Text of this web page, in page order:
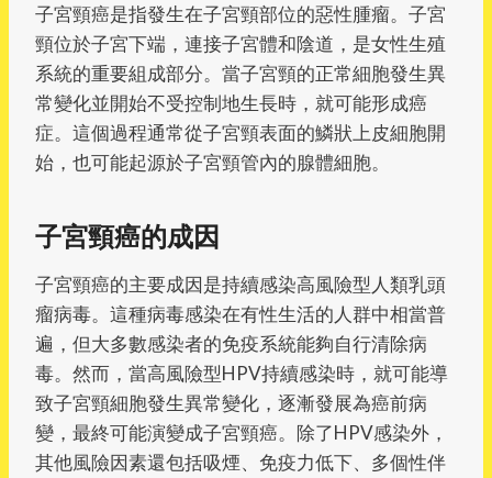
子宮頸癌是指發生在子宮頸部位的惡性腫瘤。子宮
頸位於子宮下端，連接子宮體和陰道，是女性生殖
系統的重要組成部分。當子宮頸的正常細胞發生異
常變化並開始不受控制地生長時，就可能形成癌
症。這個過程通常從子宮頸表面的鱗狀上皮細胞開
始，也可能起源於子宮頸管內的腺體細胞。
子宮頸癌的成因
子宮頸癌的主要成因是持續感染高風險型人類乳頭
瘤病毒。這種病毒感染在有性生活的人群中相當普
遍，但大多數感染者的免疫系統能夠自行清除病
毒。然而，當高風險型HPV持續感染時，就可能導
致子宮頸細胞發生異常變化，逐漸發展為癌前病
變，最終可能演變成子宮頸癌。除了HPV感染外，
其他風險因素還包括吸煙、免疫力低下、多個性伴